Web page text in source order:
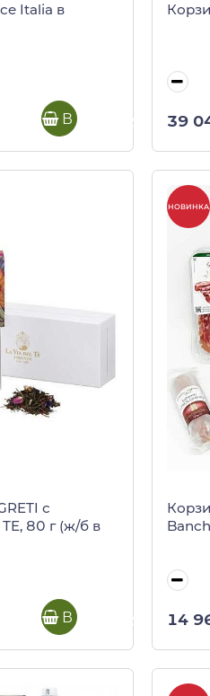
Italia в
В корзину 39
с
80 г (ж/б в
В корзину
НОВИНКА
14